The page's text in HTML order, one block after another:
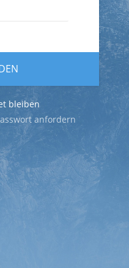
bleiben
anfordern